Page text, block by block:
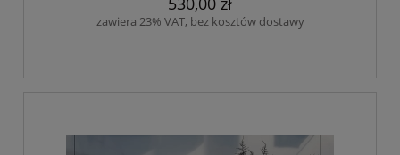
zawiera 23% VAT, bez kosztów dostawy